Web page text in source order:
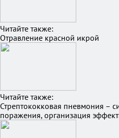
Читайте также:
Отравление красной икрой
Читайте также:
Стрептококковая пневмония –
поражения, организация